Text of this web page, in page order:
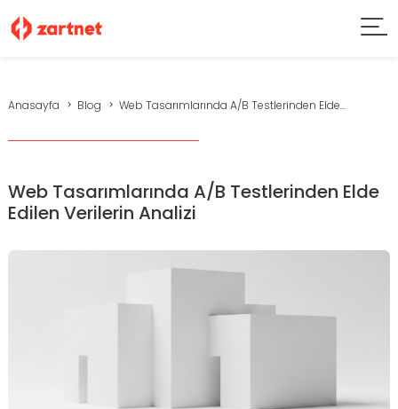
Anasayfa Blog Web Tasarımlarında A/B Testlerinden Elde...
Web Tasarımlarında A/B Testlerinden Elde
Edilen Verilerin Analizi